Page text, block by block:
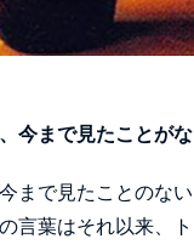
今まで見たことが
まで見たことのな
言葉はそれ以来、